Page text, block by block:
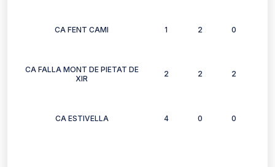
CA FENT CAMI 1 2 0
CA FALLA MONT DE PIETAT DE
XIR
2 2 2
CA ESTIVELLA 4 0 0